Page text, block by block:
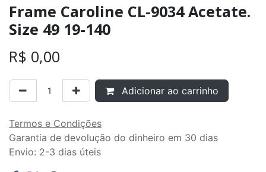
Frame Caroline CL-9034 Acetate.
Size 49 19-140
R$ 0,00
Adicionar ao carrinho
Termos e Condições
Garantia de devolução do dinheiro em 30 dias
Envio: 2-3 dias úteis